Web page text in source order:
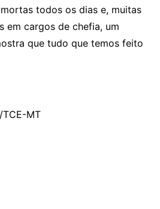
todos os dias e, muitas
em cargos de chefia, um
que tudo que temos feito
MT